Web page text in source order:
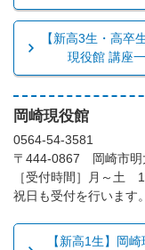
【新高3生・高卒
現役館 講座
岡崎現役館
0564-54-3581
〒444-0867 岡崎市明
［受付時間］月～土
祝日も受付を行います。
【新高1生】岡